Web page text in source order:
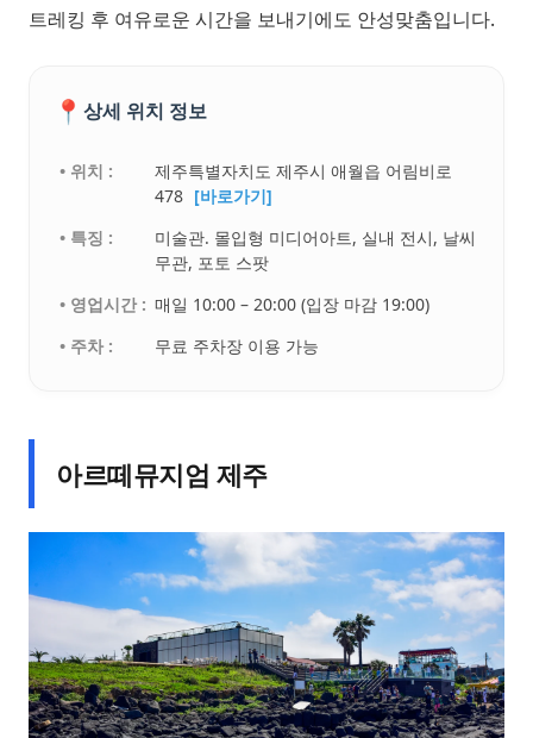
트레킹 후 여유로운 시간을 보내기에도 안성맞춤입니다.
📍 상세 위치 정보
• 위치 :
제주특별자치도 제주시 애월읍 어림비로
478 [바로가기]
• 특징 :
미술관. 몰입형 미디어아트, 실내 전시, 날씨
무관, 포토 스팟
• 영업시간 : 매일 10:00 – 20:00 (입장 마감 19:00)
• 주차 :
무료 주차장 이용 가능
아르떼뮤지엄 제주